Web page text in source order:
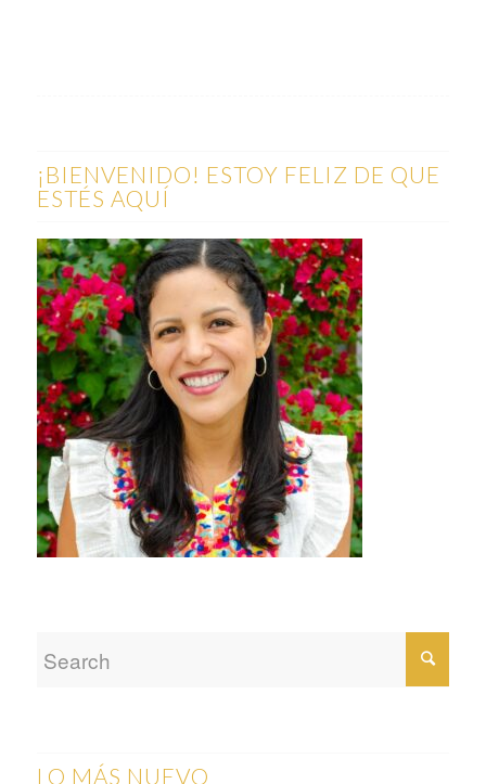
¡BIENVENIDO! ESTOY FELIZ DE QUE
ESTÉS AQUÍ
LO MÁS NUEVO